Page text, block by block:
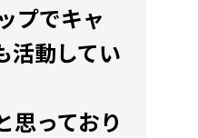
プでキャ
活動してい
思っており